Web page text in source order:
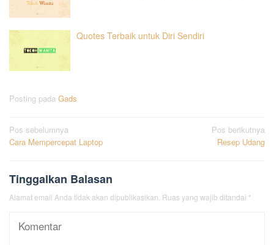
Quotes Terbaik untuk Diri Sendiri
Posting pada Gads
Navigasi
pos
Pos sebelumnya
Cara Mempercepat Laptop
Pos berikutnya
Resep Udang
Tinggalkan Balasan
Alamat email Anda tidak akan dipublikasikan. Ruas yang wajib ditandai *